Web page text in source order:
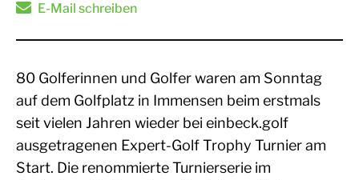
E-Mail schreiben
80 Golferinnen und Golfer waren am Sonntag
auf dem Golfplatz in Immensen beim erstmals
seit vielen Jahren wieder bei einbeck.golf
ausgetragenen Expert-Golf Trophy Turnier am
Start. Die renommierte Turnierserie im